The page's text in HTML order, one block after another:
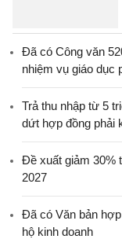
Đã có Công văn
nhiệm vụ giáo dục
Trả thu nhập từ 5
dứt hợp đồng phải
Đề xuất giảm 30%
2027
Đã có Văn bản
hộ kinh doanh